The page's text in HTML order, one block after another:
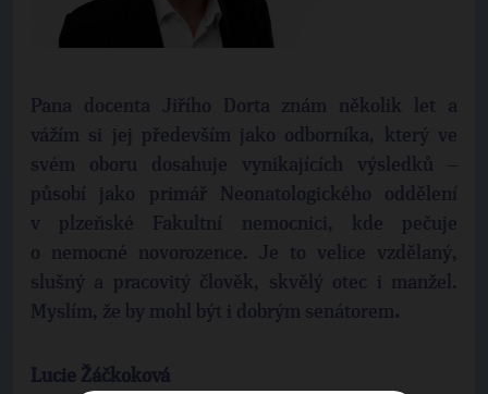
Pana docenta Jiřího Dorta znám několik let a
vážím si jej především jako odborníka, který ve
svém oboru dosahuje vynikajících výsledků –
působí jako primář Neonatologického oddělení
v plzeňské Fakultní nemocnici, kde pečuje
o nemocné novorozence. Je to velice vzdělaný,
slušný a pracovitý člověk, skvělý otec i manžel.
Myslím, že by mohl být i dobrým senátorem.
Lucie Žáčkoková